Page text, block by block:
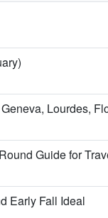
Lourdes,
Guide for
Early Fall Ideal